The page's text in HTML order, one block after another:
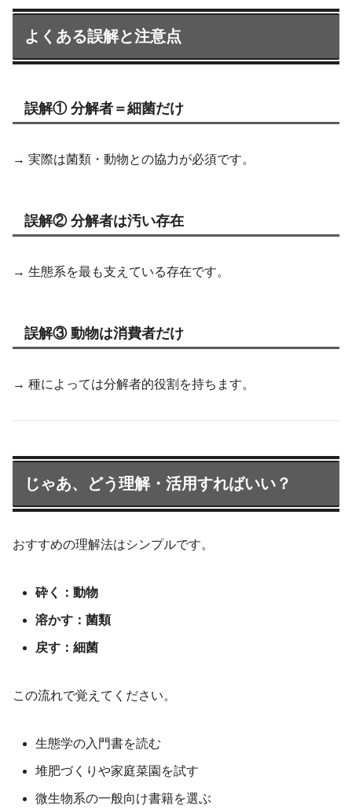
よくある誤解と注意点
誤解① 分解者＝細菌だけ
→ 実際は菌類・動物との協力が必須です。
誤解② 分解者は汚い存在
→ 生態系を最も支えている存在です。
誤解③ 動物は消費者だけ
→ 種によっては分解者的役割を持ちます。
じゃあ、どう理解・活用すればいい？
おすすめの理解法はシンプルです。
砕く：動物
溶かす：菌類
戻す：細菌
この流れで覚えてください。
生態学の入門書を読む
堆肥づくりや家庭菜園を試す
微生物系の一般向け書籍を選ぶ